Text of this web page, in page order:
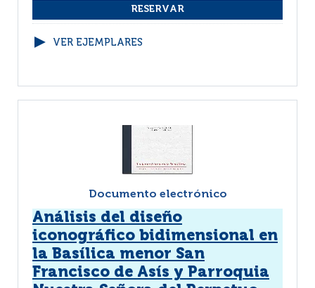
VER EJEMPLARES
Documento electrónico
Análisis del diseño
iconográfico bidimensional en
la Basílica menor San
Francisco de Asís y Parroquia